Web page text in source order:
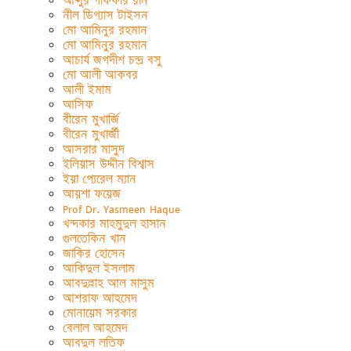
নীল ডিগ্যাস টাইসন
মো আমিনুর রহমান
মো আমিনুর রহমান
আচার্য জগদীশ চন্দ্র বসু
মো আলী আকবর
আলী ইমাম
আসিফ
বীরেন মুখার্জি
বীরেন মুখার্জী
আসরার মাসুদ
ইলিয়াস উদ্দীন বিশ্বাস
ইয়া প্যেরেল ম্যান
আয়শা ফয়েজ
Prof Dr. Yasmeen Haque
খন্দকার মাহমুদুল হাসান
গুলতেকিন খান
জাকির হোসেন
আকিদুল ইসলাম
আবদুল্লাহ আল মাসুম
আশরাফ আহমেদ
মোনায়েম সরকার
বেলাল আহমেদ
আবদুল লতিফ